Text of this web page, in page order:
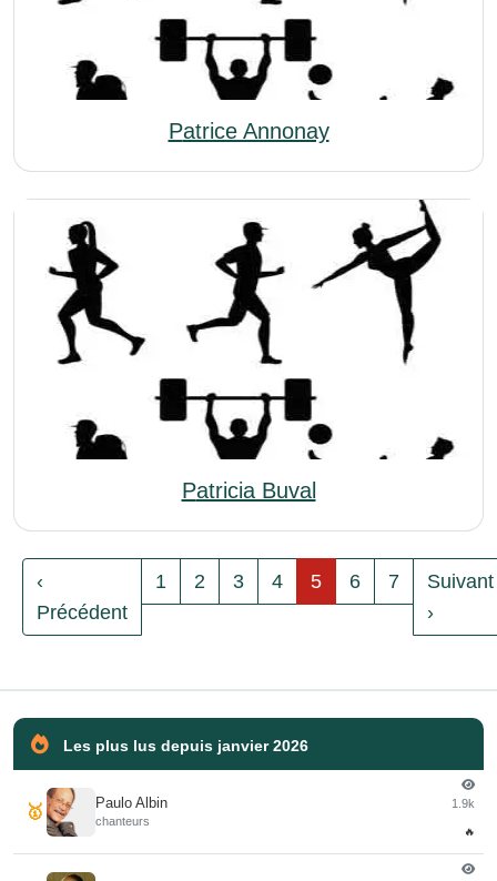
Patrice Annonay
Patricia Buval
‹
Précédent
1 2 3 4 5 6 7
Suivant
›
Les plus lus depuis janvier 2026
🥇 Paulo Albin
chanteurs
1.9k
🔥